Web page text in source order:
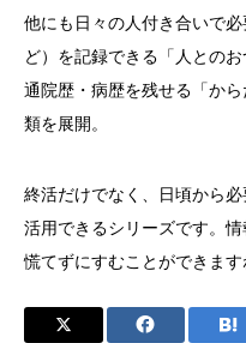
他にも日々の人付き合いで
ど）を記録できる「人との
通院歴・病歴を残せる「か
類を展開。
終活だけでなく、日頃から
活用できるシリーズです。
慌てずにすむことができます